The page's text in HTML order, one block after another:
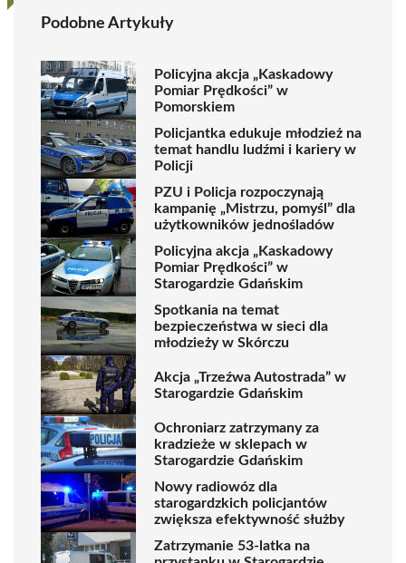
Podobne Artykuły
Policyjna akcja „Kaskadowy
Pomiar Prędkości” w
Pomorskiem
Policjantka edukuje młodzież na
temat handlu ludźmi i kariery w
Policji
PZU i Policja rozpoczynają
kampanię „Mistrzu, pomyśl” dla
użytkowników jednośladów
Policyjna akcja „Kaskadowy
Pomiar Prędkości” w
Starogardzie Gdańskim
Spotkania na temat
bezpieczeństwa w sieci dla
młodzieży w Skórczu
Akcja „Trzeźwa Autostrada” w
Starogardzie Gdańskim
Ochroniarz zatrzymany za
kradzieże w sklepach w
Starogardzie Gdańskim
Nowy radiowóz dla
starogardzkich policjantów
zwiększa efektywność służby
Zatrzymanie 53-latka na